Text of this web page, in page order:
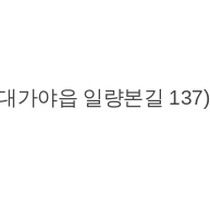
가야읍 일량본길 137)